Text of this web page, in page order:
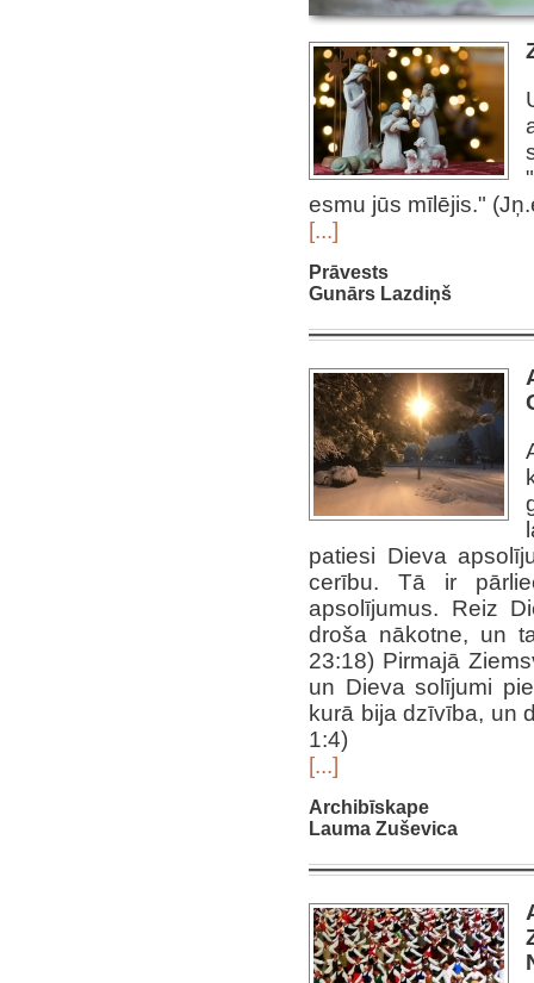
esmu jūs mīlējis."
[...]
Prāvests
Gunārs Lazdiņš
patiesi Dieva
cerību. Tā ir
apsolījumus. Reiz
droša nākotne, un
23:18) Pirmajā
un Dieva solījumi
kurā bija dzīvība, un
1:4)
[...]
Archibīskape
Lauma Zuševica